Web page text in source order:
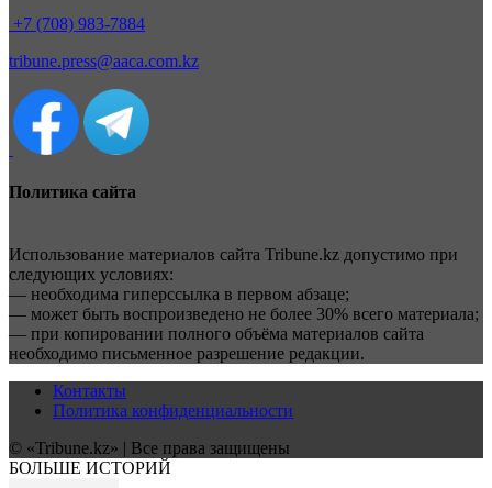
+7 (708) 983-7884
tribune.press@aaca.com.kz
Политика сайта
Использование материалов сайта Tribune.kz допустимо при
следующих условиях:
— необходима гиперссылка в первом абзаце;
— может быть воспроизведено не более 30% всего материала;
— при копировании полного объёма материалов сайта
необходимо письменное разрешение редакции.
Контакты
Политика конфиденциальности
© «Tribune.kz» | Все права защищены
БОЛЬШЕ ИСТОРИЙ